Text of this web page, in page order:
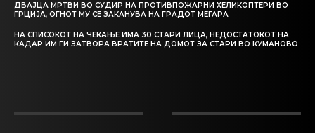
ДВАЈЦА МРТВИ ВО СУДИР НА ПРОТИВПОЖАРНИ ХЕЛИКОПТЕРИ ВО
ГРЦИЈА, ОГНОТ МУ СЕ ЗАКАНУВА НА ГРАДОТ МЕГАРА
НА СПИСОКОТ НА ЧЕКАЊЕ ИМА 30 СТАРИ ЛИЦА, НЕДОСТАТОКОТ НА
КАДАР ИМ ГИ ЗАТВОРА ВРАТИТЕ НА ДОМОТ ЗА СТАРИ ВО КУМАНОВО